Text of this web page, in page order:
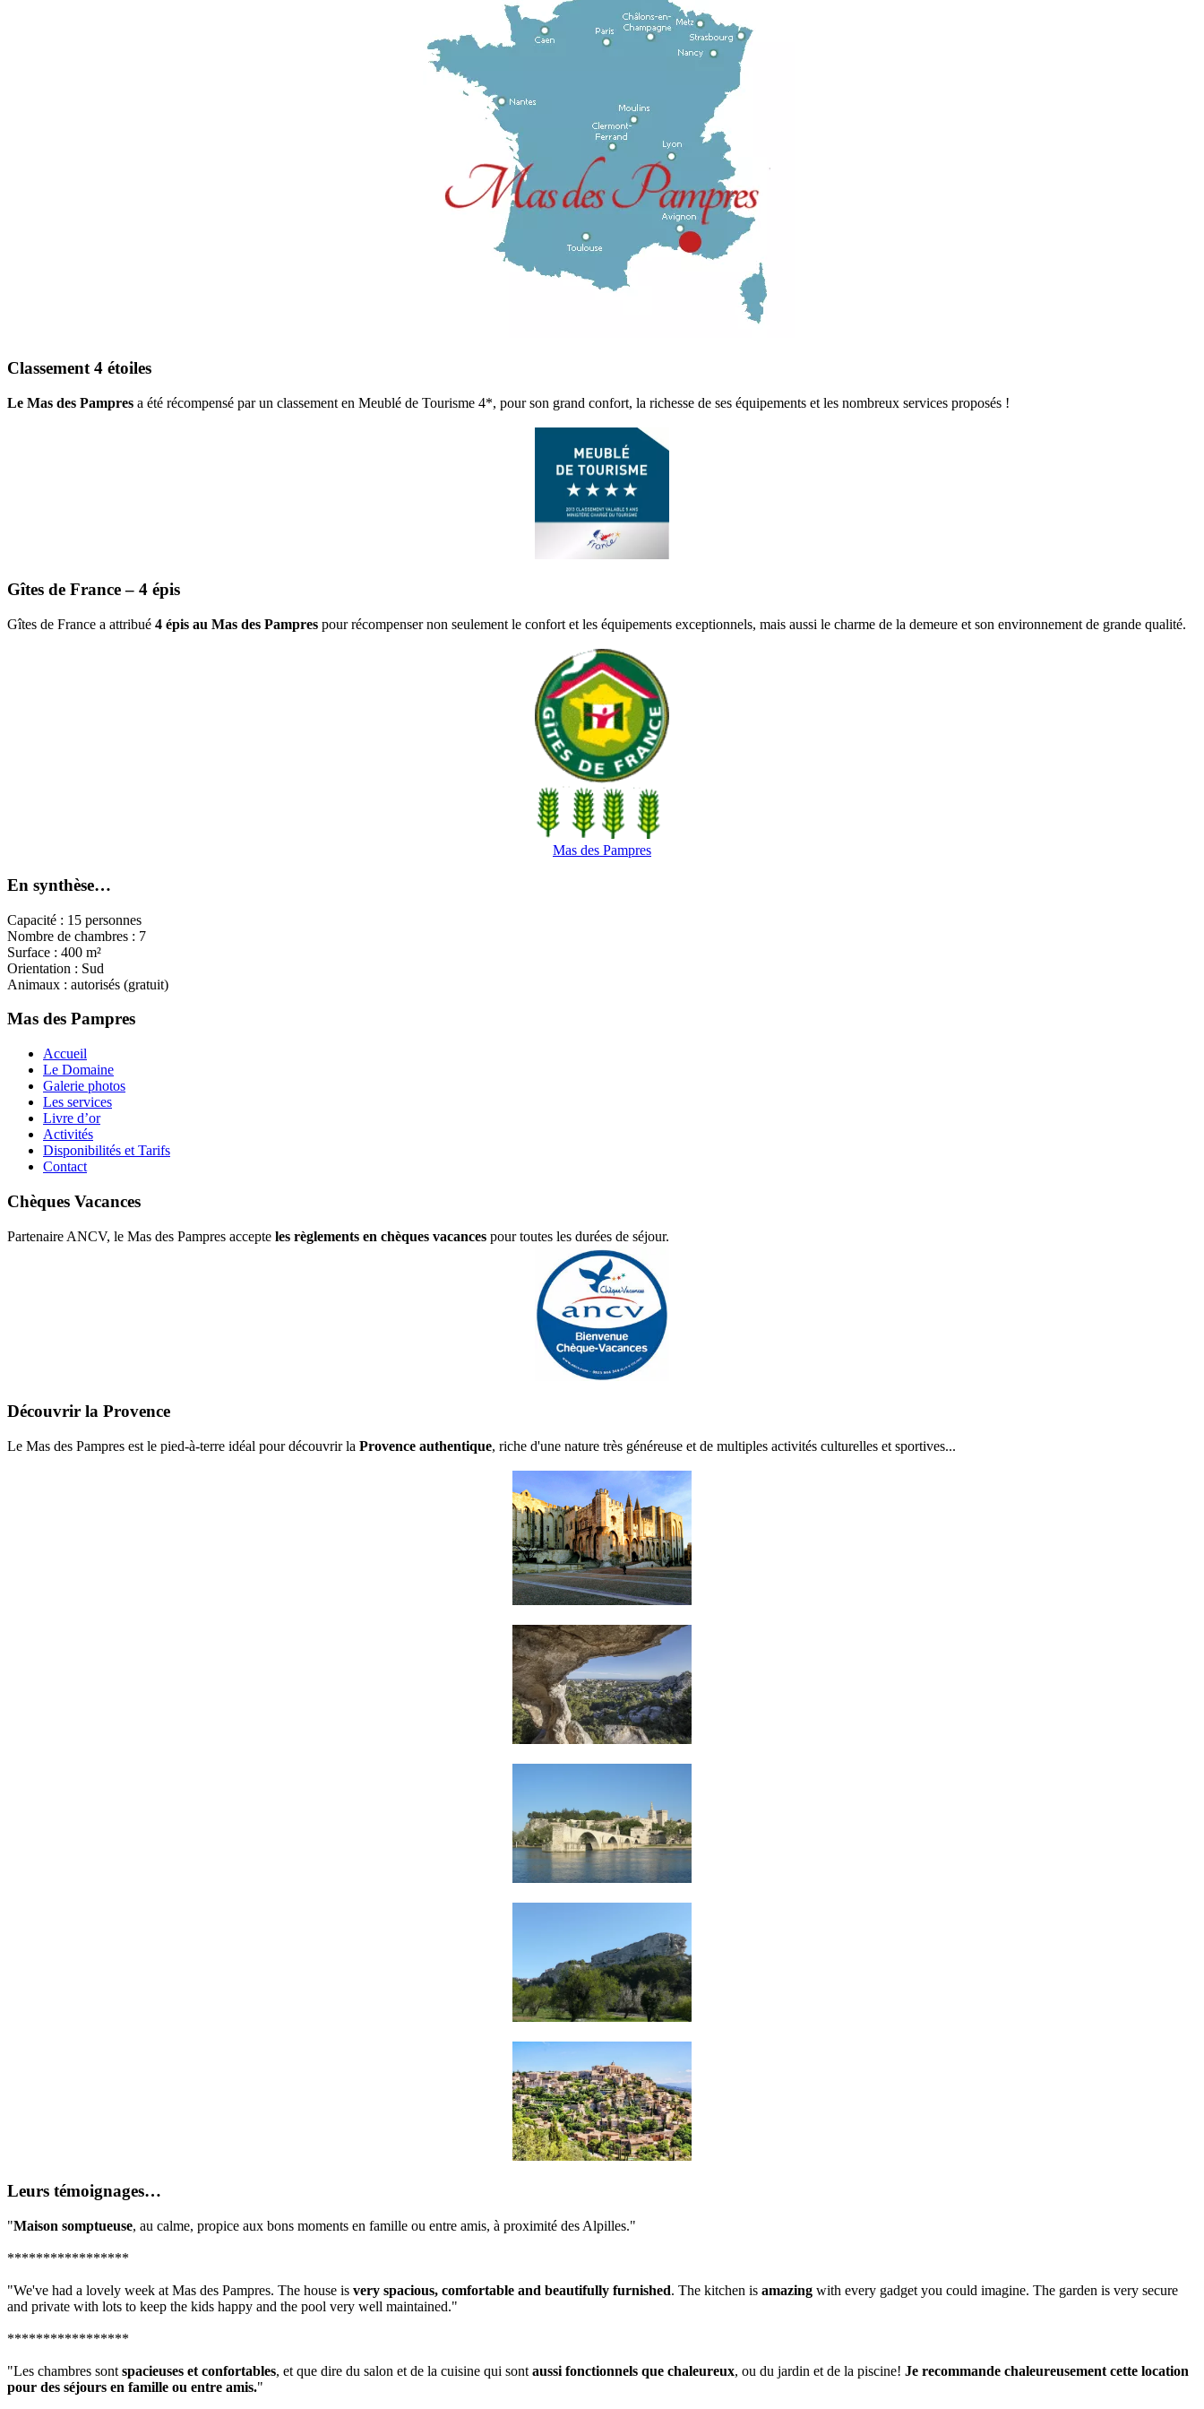
Classement 4 étoiles
Le Mas des Pampres a été récompensé par un classement en Meublé de Tourisme 4*, pour son grand confort, la richesse de ses équipements et les nombreux services proposés !
Gîtes de France – 4 épis
Gîtes de France a attribué 4 épis au Mas des Pampres pour récompenser non seulement le confort et les équipements exceptionnels, mais aussi le charme de la demeure et son environnement de grande qualité.
Mas des Pampres
En synthèse…
Capacité : 15 personnes
Nombre de chambres : 7
Surface : 400 m²
Orientation : Sud
Animaux : autorisés (gratuit)
Mas des Pampres
Accueil
Le Domaine
Galerie photos
Les services
Livre d’or
Activités
Disponibilités et Tarifs
Contact
Chèques Vacances
Partenaire ANCV, le Mas des Pampres accepte les règlements en chèques vacances pour toutes les durées de séjour.
Découvrir la Provence
Le Mas des Pampres est le pied-à-terre idéal pour découvrir la Provence authentique, riche d'une nature très généreuse et de multiples activités culturelles et sportives...
Leurs témoignages…
"Maison somptueuse, au calme, propice aux bons moments en famille ou entre amis, à proximité des Alpilles."
*****************
"We've had a lovely week at Mas des Pampres. The house is very spacious, comfortable and beautifully furnished. The kitchen is amazing with every gadget you could imagine. The garden is very secure
and private with lots to keep the kids happy and the pool very well maintained."
*****************
"Les chambres sont spacieuses et confortables, et que dire du salon et de la cuisine qui sont aussi fonctionnels que chaleureux, ou du jardin et de la piscine! Je recommande chaleureusement cette location
pour des séjours en famille ou entre amis."